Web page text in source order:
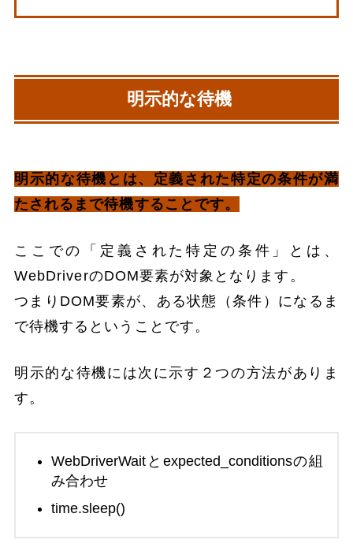
明示的な待機
明示的な待機とは、定義された特定の条件が満
たされるまで待機することです。
ここでの「定義された特定の条件」とは、
WebDriverのDOM要素が対象となります。
つまりDOM要素が、ある状態（条件）になるま
で待機するということです。
明示的な待機には次に示す２つの方法がありま
す。
WebDriverWaitとexpected_conditionsの組
み合わせ
time.sleep()